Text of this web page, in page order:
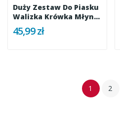
Duży Zestaw Do Piasku
Walizka Krówka Młyn...
45,99 zł
1 2